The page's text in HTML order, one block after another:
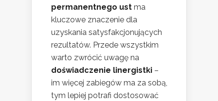
permanentnego ust ma
kluczowe znaczenie dla
uzyskania satysfakcjonujących
rezultatów. Przede wszystkim
warto zwrócić uwagę na
doświadczenie linergistki –
im więcej zabiegów ma za sobą,
tym lepiej potrafi dostosować